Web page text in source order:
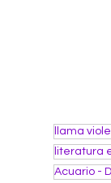
llama
literatura
Acuario -